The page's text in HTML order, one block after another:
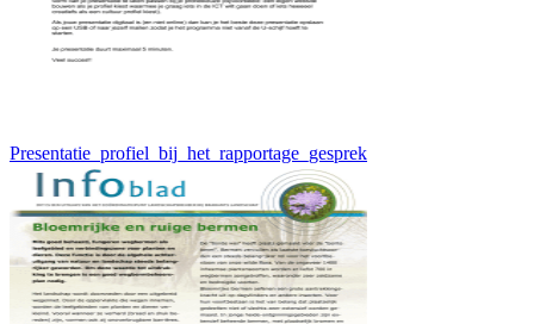
Presentatie_profiel_bij_het_rapportage_gesprek